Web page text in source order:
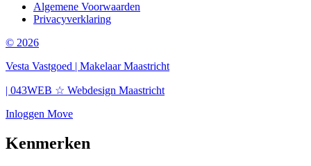
Algemene Voorwaarden
Privacyverklaring
© 2026
Vesta Vastgoed | Makelaar Maastricht
| 043WEB ☆ Webdesign Maastricht
Inloggen Move
Kenmerken